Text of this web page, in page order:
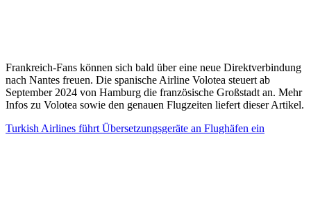
Frankreich-Fans können sich bald über eine neue Direktverbindung
nach Nantes freuen. Die spanische Airline Volotea steuert ab
September 2024 von Hamburg die französische Großstadt an. Mehr
Infos zu Volotea sowie den genauen Flugzeiten liefert dieser Artikel.
Turkish Airlines führt Übersetzungsgeräte an Flughäfen ein